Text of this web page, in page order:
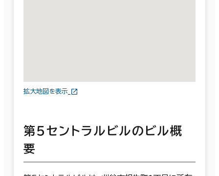
拡大地図を表示
第５セントラルビルのビル概
要